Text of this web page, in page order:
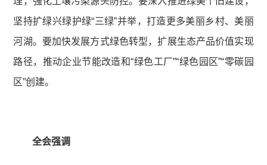
坚持扩绿兴绿护绿“三绿”并举，打造更多美丽乡村、美丽
河湖。要加快发展方式绿色转型，扩展生态产品价值实现
路径，推动企业节能改造和“绿色工厂”“绿色园区”“零碳园
区”创建。
全会强调